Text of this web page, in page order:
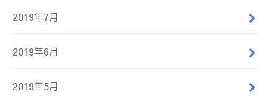
2019年7月
2019年6月
2019年5月